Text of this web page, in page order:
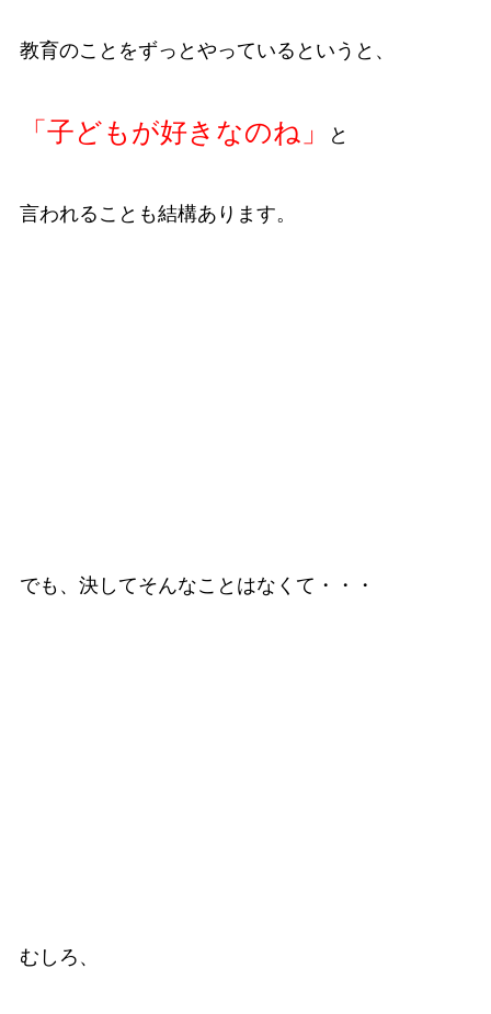
教育のことをずっとやっているというと、
「子どもが好きなのね」 と
言われることも結構あります。
でも、決してそんなことはなくて・・・
むしろ、